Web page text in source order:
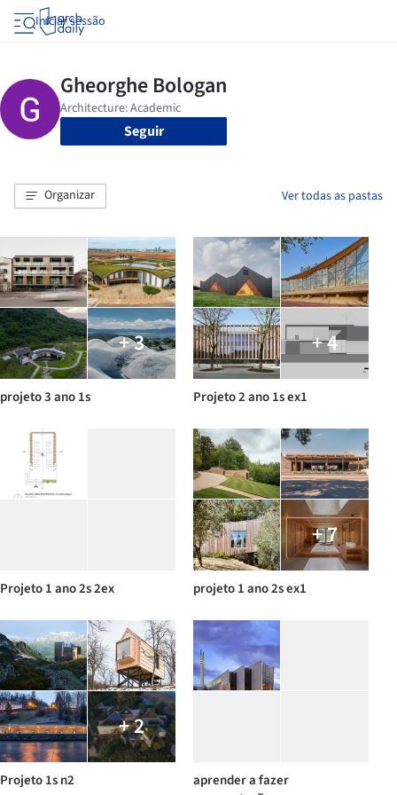
Iniciar sessão
Seguir
Organizar Ver todas as pastas
+ 3
projeto 3 ano 1s
+ 4
Projeto 2 ano 1s ex1
Projeto 1 ano 2s 2ex
+ 7
projeto 1 ano 2s ex1
+ 2
Projeto 1s n2
aprender a fazer